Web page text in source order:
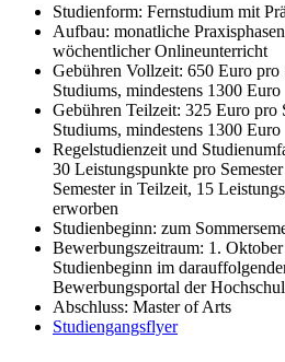
Studienform: Fernstudium mit
Aufbau: monatliche
wöchentlicher Onlineunterricht
Gebühren Vollzeit: 650 Euro pro
Studiums, mindestens 1300 Euro
Gebühren Teilzeit: 325 Euro pro
Studiums, mindestens 1300 Euro
Regelstudienzeit und
30 Leistungspunkte pro
Semester in Teilzeit, 15
erworben
Studienbeginn: zum
Bewerbungszeitraum: 1.
Studienbeginn im
Bewerbungsportal der
Abschluss: Master of Arts
Studiengangsflyer